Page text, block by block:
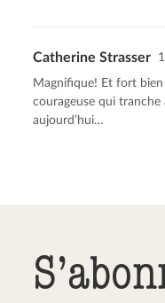
Catherine Strasser
Magnifique! Et fort
courageuse qui
aujourd’hui…